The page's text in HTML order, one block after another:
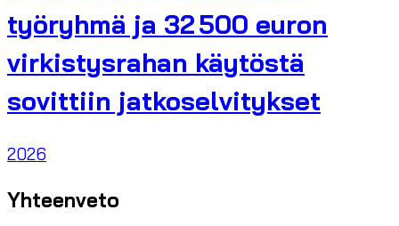
työryhmä ja 32 500 euron
virkistysrahan käytöstä
sovittiin jatkoselvitykset
2026
Yhteenveto